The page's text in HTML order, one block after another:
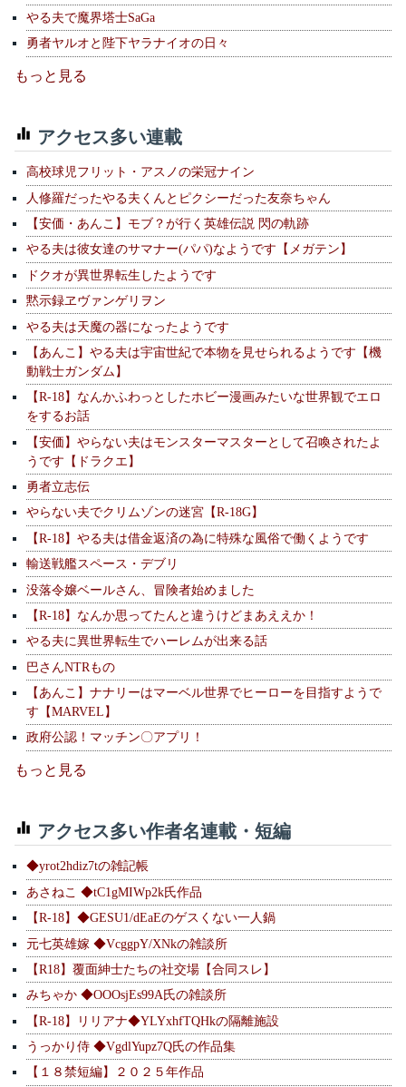
やる夫で魔界塔士SaGa
勇者ヤルオと陛下ヤラナイオの日々
もっと見る
アクセス多い連載
高校球児フリット・アスノの栄冠ナイン
人修羅だったやる夫くんとピクシーだった友奈ちゃん
【安価・あんこ】モブ？が行く英雄伝説 閃の軌跡
やる夫は彼女達のサマナー(パパ)なようです【メガテン】
ドクオが異世界転生したようです
黙示録ヱヴァンゲリヲン
やる夫は天魔の器になったようです
【あんこ】やる夫は宇宙世紀で本物を見せられるようです【機
動戦士ガンダム】
【R-18】なんかふわっとしたホビー漫画みたいな世界観でエロ
をするお話
【安価】やらない夫はモンスターマスターとして召喚されたよ
うです【ドラクエ】
勇者立志伝
やらない夫でクリムゾンの迷宮【R-18G】
【R-18】やる夫は借金返済の為に特殊な風俗で働くようです
輸送戦艦スペース・デブリ
没落令嬢ベールさん、冒険者始めました
【R-18】なんか思ってたんと違うけどまあええか！
やる夫に異世界転生でハーレムが出来る話
巴さんNTRもの
【あんこ】ナナリーはマーベル世界でヒーローを目指すようで
す【MARVEL】
政府公認！マッチン〇アプリ！
もっと見る
アクセス多い作者名連載・短編
◆yrot2hdiz7tの雑記帳
あさねこ ◆tC1gMIWp2k氏作品
【R-18】◆GESU1/dEaEのゲスくない一人鍋
元七英雄嫁 ◆VcggpY/XNkの雑談所
【R18】覆面紳士たちの社交場【合同スレ】
みちゃか ◆OOOsjEs99A氏の雑談所
【R-18】リリアナ◆YLYxhfTQHkの隔離施設
うっかり侍 ◆VgdlYupz7Q氏の作品集
【１８禁短編】２０２５年作品